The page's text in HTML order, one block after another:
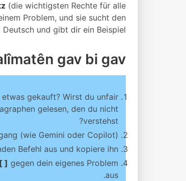
(die wichtigsten Rechte für alle
Problem, und sie sucht den
und gibt dir ein Beispiel.
gav bi gav
gekauft? Wirst du unfair
gelesen, den du nicht
verstehst?
(wie Gemini oder Copilot).
Befehl aus und kopiere ihn.
[ ] gegen dein eigenes Problem
aus.